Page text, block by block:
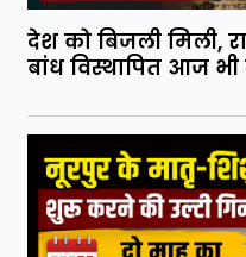
देश को बिजली मिली,
बांध विस्थापित आज